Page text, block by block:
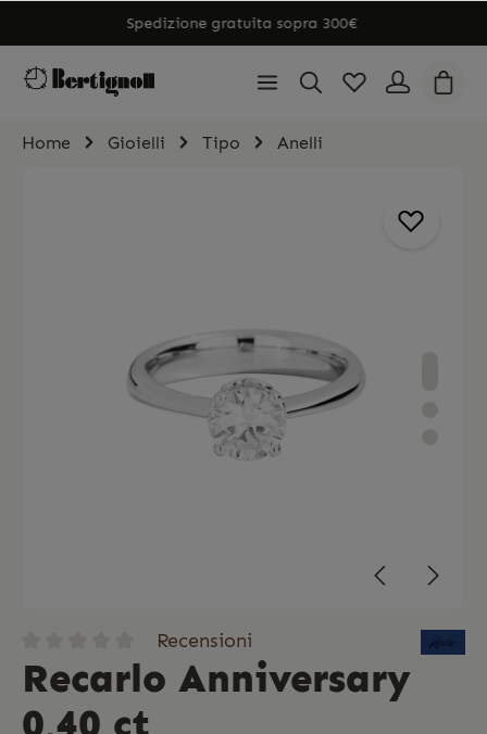
Spedizione gratuita sopra 300€
Home Gioielli Tipo Anelli
Recensioni
Recarlo Anniversary
0,40 ct